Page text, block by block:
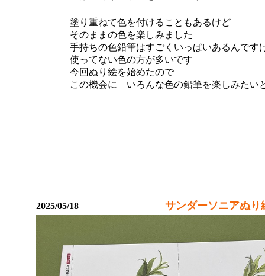
塗り重ねて色を付けることもあるけど
そのままの色を楽しみました
手持ちの色鉛筆はすごくいっぱいあるんです
使ってない色の方が多いです
今回ぬり絵を始めたので
この機会に いろんな色の鉛筆を楽しみたい
2025/05/18 サンダーソニアぬり